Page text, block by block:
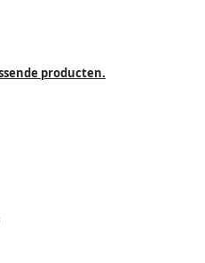
producten.